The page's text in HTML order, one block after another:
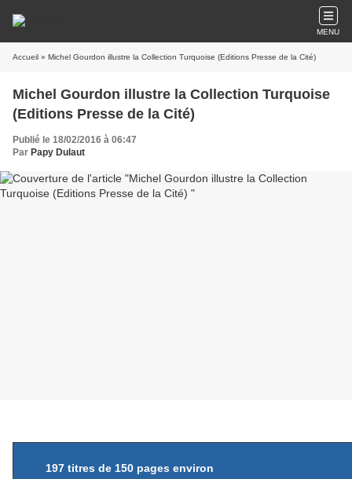
MENU
Accueil » Michel Gourdon illustre la Collection Turquoise (Editions Presse de la Cité)
Michel Gourdon illustre la Collection Turquoise
(Editions Presse de la Cité)
Publié le 18/02/2016 à 06:47
Par Papy Dulaut
197 titres de 150 pages environ